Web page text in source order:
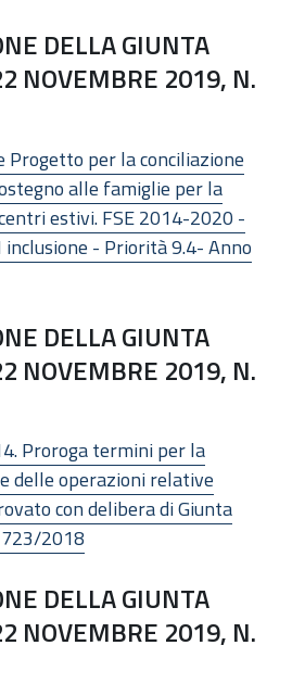
DELLA GIUNTA
NOVEMBRE 2019, N.
Progetto per la conciliazione
alle famiglie per la
estivi. FSE 2014-2020 -
inclusione - Priorità 9.4- Anno
DELLA GIUNTA
NOVEMBRE 2019, N.
Proroga termini per la
delle operazioni relative
con delibera di Giunta
2018
DELLA GIUNTA
NOVEMBRE 2019, N.